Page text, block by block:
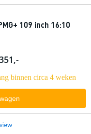
109 inch 16:10
binnen circa 4 weken